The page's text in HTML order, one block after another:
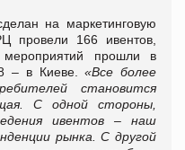
на маркетинговую
провели 166 ивентов,
прошли в
– в Киеве.«Все более
становится
С одной стороны,
ивентов – наш
рынка. С другой